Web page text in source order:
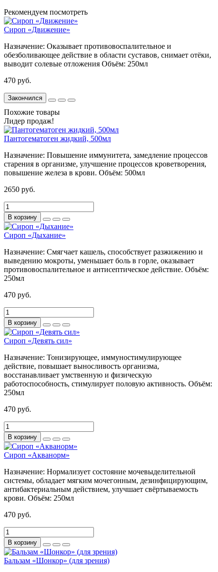
Рекомендуем посмотреть
Сироп «Движение»
Назначение: Оказывает противовоспалительное и
обезболивающее действие в области суставов, снимает отёки,
выводит солевые отложения Объём: 250мл
470 руб.
Закончился
Похожие товары
Лидер продаж!
Пантогематоген жидкий, 500мл
Назначение: Повышение иммунитета, замедление процессов
старения в организме, улучшение процессов кроветворения,
повышение железа в крови. Объём: 500мл
2650 руб.
В корзину
Сироп «Дыхание»
Назначение: Смягчает кашель, способствует разжижению и
выведению мокроты, уменьшает боль в горле, оказывает
противовоспалительное и антисептическое действие. Объём:
250мл
470 руб.
В корзину
Сироп «Девять сил»
Назначение: Тонизирующее, иммуностимулирующее
действие, повышает выносливость организма,
восстанавливает умственную и физическую
работоспособность, стимулирует половую активность. Объём:
250мл
470 руб.
В корзину
Сироп «Акванорм»
Назначение: Нормализует состояние мочевыделительной
системы, обладает мягким мочегонным, дезинфицирующим,
антибактериальным действием, улучшает свёртываемость
крови. Объём: 250мл
470 руб.
В корзину
Бальзам «Шонкор» (для зрения)